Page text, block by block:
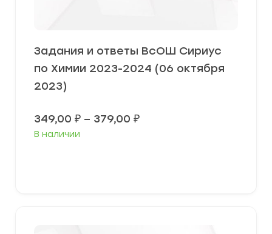
Задания и ответы ВсОШ Сириус
по Химии 2023-2024 (06 октября
2023)
349,00 ₽ – 379,00 ₽Диапазон
В наличии